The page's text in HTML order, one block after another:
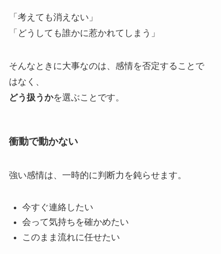
「考えても消えない」
「どうしても誰かに惹かれてしまう」
そんなときに大事なのは、感情を否定することで
はなく、
どう扱うかを選ぶことです。
衝動で動かない
強い感情は、一時的に判断力を鈍らせます。
今すぐ連絡したい
会って気持ちを確かめたい
このまま流れに任せたい